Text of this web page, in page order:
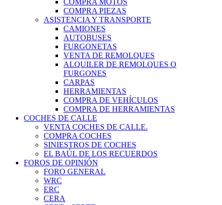
COMPRA MOTOS
COMPRA PIEZAS
ASISTENCIA Y TRANSPORTE
CAMIONES
AUTOBUSES
FURGONETAS
VENTA DE REMOLQUES
ALQUILER DE REMOLQUES O
FURGONES
CARPAS
HERRAMIENTAS
COMPRA DE VEHÍCULOS
COMPRA DE HERRAMIENTAS
COCHES DE CALLE
VENTA COCHES DE CALLE.
COMPRA COCHES
SINIESTROS DE COCHES
EL BAÚL DE LOS RECUERDOS
FOROS DE OPINIÓN
FORO GENERAL
WRC
ERC
CERA